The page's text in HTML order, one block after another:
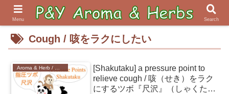
Cough / 咳をラクにしたい
Aroma & Herb / アロマ & ハーブ
[Shakutaku] a pressure point to
relieve cough / 咳（せき）をラク
にするツボ『尺沢』（しゃくた
Menu Search